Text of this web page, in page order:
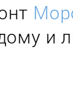
и